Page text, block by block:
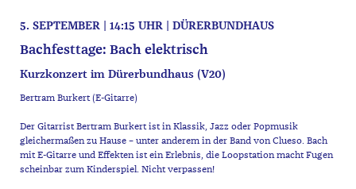
5. SEPTEMBER | 14:15 UHR | DÜRERBUNDHAUS
Bachfesttage: Bach elektrisch
Kurzkonzert im Dürerbundhaus (V20)
Bertram Burkert (E-Gitarre)
Der Gitarrist Bertram Burkert ist in Klassik, Jazz oder Popmusik
gleichermaßen zu Hause – unter anderem in der Band von Clueso. Bach
mit E-Gitarre und Effekten ist ein Erlebnis, die Loopstation macht Fugen
scheinbar zum Kinderspiel. Nicht verpassen!